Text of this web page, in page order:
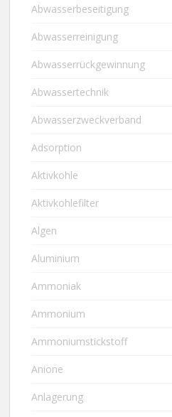
Abwasserbeseitigung
Abwasserreinigung
Abwasserrückgewinnung
Abwassertechnik
Abwasserzweckverband
Adsorption
Aktivkohle
Aktivkohlefilter
Algen
Aluminium
Ammoniak
Ammonium
Ammoniumstickstoff
Anione
Anlagerung